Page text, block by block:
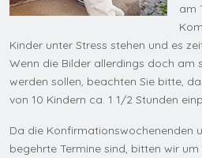
am
Kinder unter Stress stehen und es
Wenn die Bilder allerdings doch am
werden sollen, beachten Sie bitte,
von 10 Kindern ca. 1 1/2 Stunden
Da die Konfirmationswochenenden
begehrte Termine sind, bitten wir